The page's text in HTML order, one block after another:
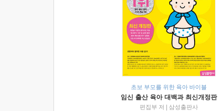
초보 부모를 위한 육아 바이블
임신 출산 육아 대백과 최신개정판
편집부 저
삼성출판사